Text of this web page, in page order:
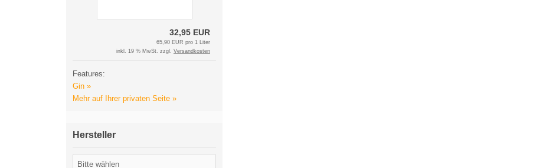
32,95 EUR
65,90 EUR pro 1 Liter
inkl. 19 % MwSt. zzgl. Versandkosten
Features:
Gin »
Mehr auf Ihrer privaten Seite »
Hersteller